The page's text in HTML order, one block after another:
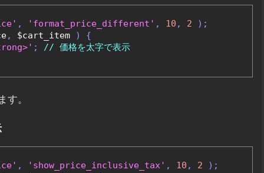
, 'format_price_different' , 10 , 2
);
, $cart_item )
{
; // 価格を太字で表示
す。
, 'show_price_inclusive_tax' , 10 , 2
);